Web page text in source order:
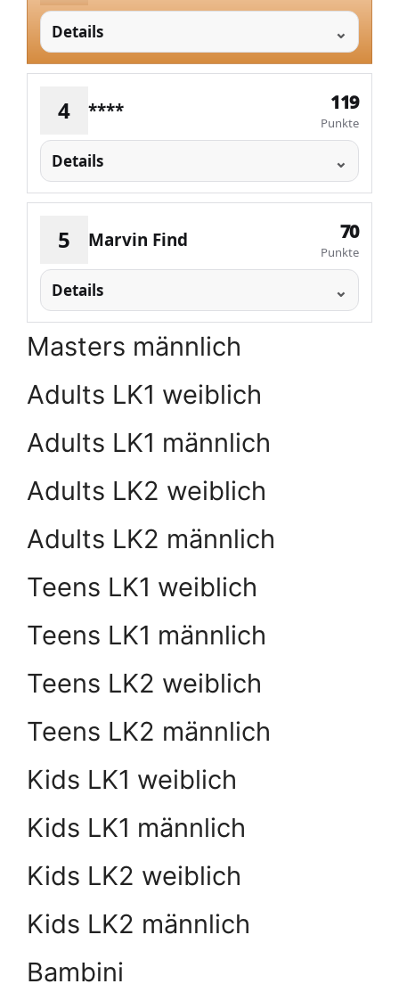
Details
4 **** 119
Punkte
Details
5 Marvin Find 70
Punkte
Details
Masters männlich
Adults LK1 weiblich
Adults LK1 männlich
Adults LK2 weiblich
Adults LK2 männlich
Teens LK1 weiblich
Teens LK1 männlich
Teens LK2 weiblich
Teens LK2 männlich
Kids LK1 weiblich
Kids LK1 männlich
Kids LK2 weiblich
Kids LK2 männlich
Bambini